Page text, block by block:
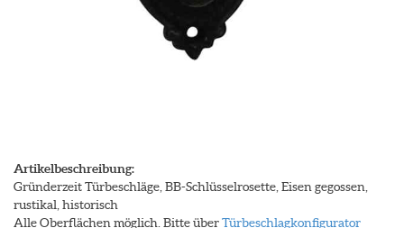
Artikelbeschreibung:
Gründerzeit Türbeschläge, BB-Schlüsselrosette, Eisen gegossen,
rustikal, historisch
Alle Oberflächen möglich. Bitte überTürbeschlagkonfigurator